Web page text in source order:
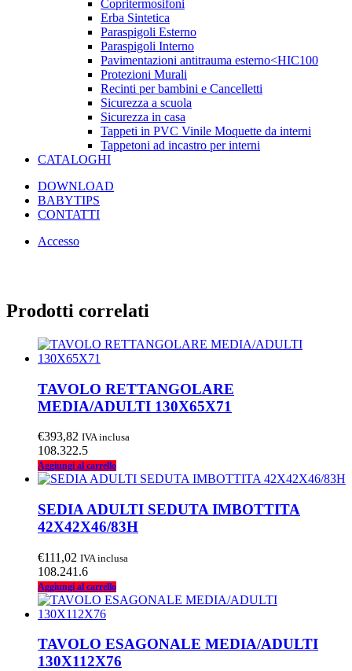
Copritermosifoni
Erba Sintetica
Paraspigoli Esterno
Paraspigoli Interno
Pavimentazioni antitrauma esterno<HIC100
Protezioni Murali
Recinti per bambini e Cancelletti
Sicurezza a scuola
Sicurezza in casa
Tappeti in PVC Vinile Moquette da interni
Tappetoni ad incastro per interni
CATALOGHI
DOWNLOAD
BABYTIPS
CONTATTI
Accesso
Prodotti correlati
TAVOLO RETTANGOLARE
MEDIA/ADULTI 130X65X71
€393,82 IVA inclusa
108.322.5
Aggiungi al carrello
SEDIA ADULTI SEDUTA IMBOTTITA
42X42X46/83H
€111,02 IVA inclusa
108.241.6
Aggiungi al carrello
TAVOLO ESAGONALE MEDIA/ADULTI
130X112X76